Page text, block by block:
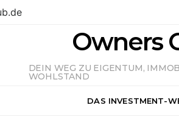
Owners
DEIN WEG ZU EIGENTUM,
WOHLSTAND
DAS INVESTMENT-